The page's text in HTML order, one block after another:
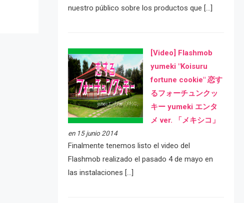
nuestro público sobre los productos que […]
[Video] Flashmob
yumeki "Koisuru
fortune cookie" 恋す
るフォーチュンクッ
キー yumeki エンタ
メ ver. 「メキシコ」
en 15 junio 2014
Finalmente tenemos listo el video del
Flashmob realizado el pasado 4 de mayo en
las instalaciones […]